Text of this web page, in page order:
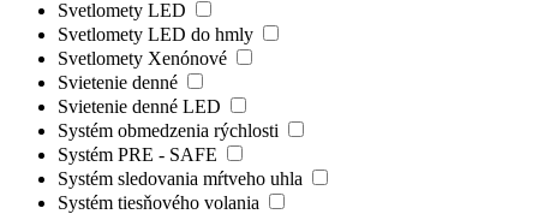
Svetlomety LED
Svetlomety LED do hmly
Svetlomety Xenónové
Svietenie denné
Svietenie denné LED
Systém obmedzenia rýchlosti
Systém PRE - SAFE
Systém sledovania mŕtveho uhla
Systém tiesňového volania